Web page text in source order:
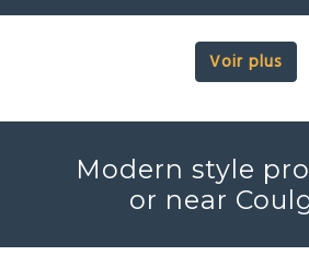
Voir plus
Modern style
or near